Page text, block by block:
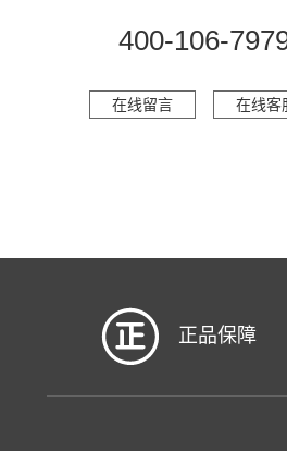
400-106-
在线留言 在线客
正品保障